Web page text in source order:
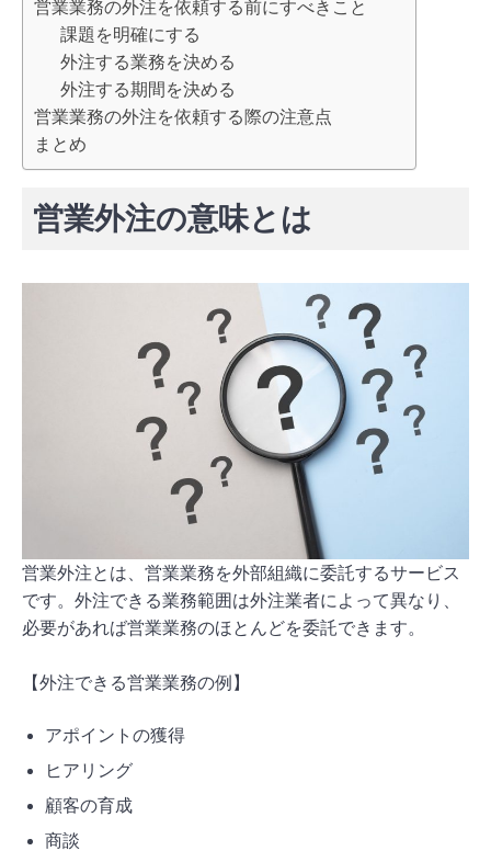
営業業務の外注を依頼する前にすべきこと
課題を明確にする
外注する業務を決める
外注する期間を決める
営業業務の外注を依頼する際の注意点
まとめ
営業外注の意味とは
営業外注とは、営業業務を外部組織に委託するサービス
です。外注できる業務範囲は外注業者によって異なり、
必要があれば営業業務のほとんどを委託できます。
【外注できる営業業務の例】
アポイントの獲得
ヒアリング
顧客の育成
商談